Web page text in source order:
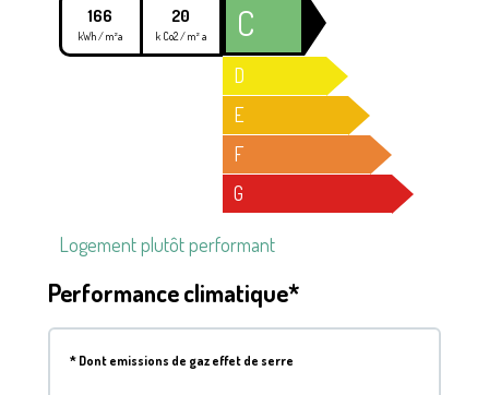
166
kWh / m²a
20
k Co2 / m² a C
D
E
F
G
Logement plutôt performant
Performance climatique*
*Dont emissions de gaz effet de serre